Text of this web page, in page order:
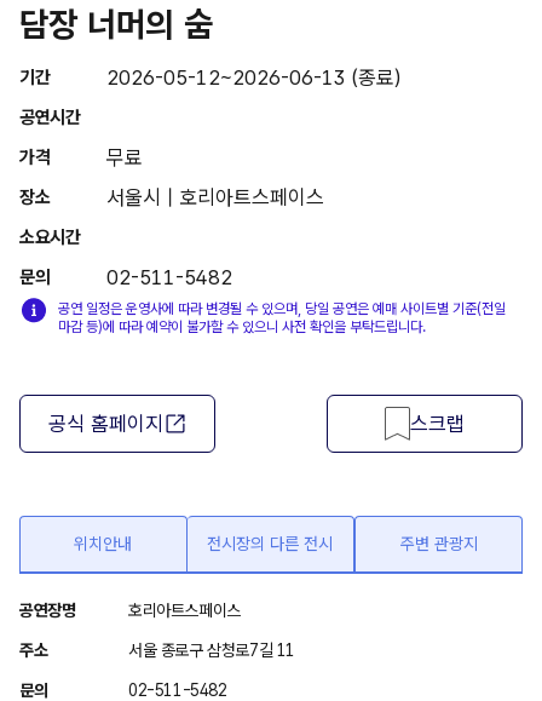
담장 너머의 숨
기간 2026-05-12~2026-06-13 (종료)
공연시간
가격
무료
장소 서울시 | 호리아트스페이스
소요시간
문의
02-511-5482
공연 일정은 운영사에 따라 변경될 수 있으며, 당일 공연은 예매 사이트별 기준(전일
마감 등)에 따라 예약이 불가할 수 있으니 사전 확인을 부탁드립니다.
공식 홈페이지 스크랩
위치안내 전시장의 다른 전시 주변 관광지
위
치
안
공연장명 호리아트스페이스
주소 서울 종로구 삼청로7길 11
문의 02-511-5482